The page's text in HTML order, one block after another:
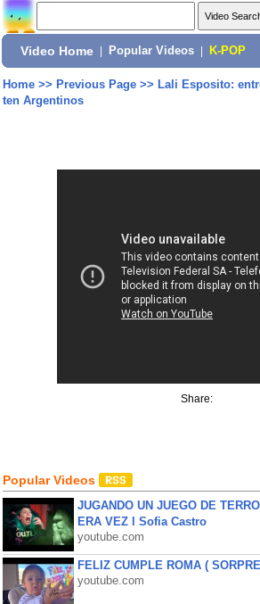
Video Home Popular Videos K-POP
Home>> Previous Page>> Lali Esposito:
ten Argentinos
Share:
Popular Videos
JUGANDO UN JUEGO DE
ERA VEZ l Sofia Castro
youtube.com
FELIZ CUMPLE ROMA (
youtube.com